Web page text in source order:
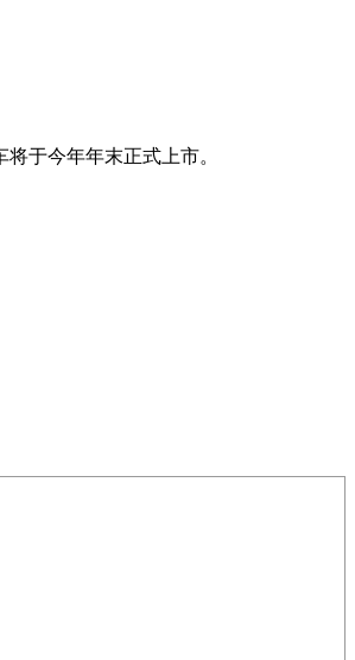
于今年年末正式上市。